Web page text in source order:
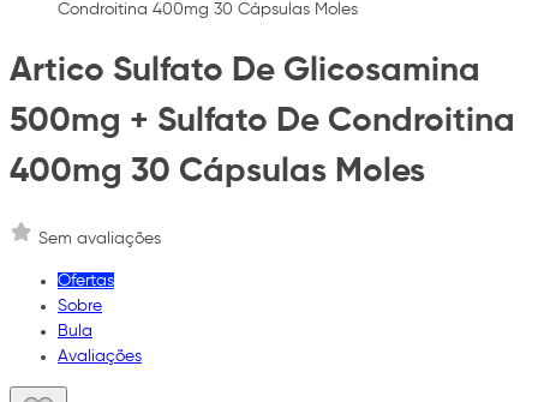
Condroitina 400mg 30 Cápsulas Moles
Artico Sulfato De Glicosamina
500mg + Sulfato De Condroitina
400mg 30 Cápsulas Moles
Sem avaliações
Ofertas
Sobre
Bula
Avaliações